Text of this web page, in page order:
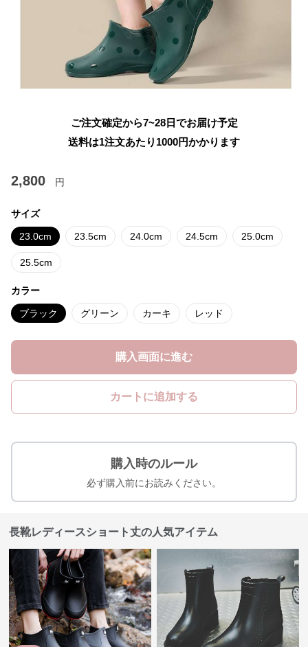
ご注文確定から7~28日でお届け予定
送料は1注文あたり 1000円かかります
2,800 円
サイズ
23.0cm 23.5cm 24.0cm 24.5cm 25.0cm
25.5cm
カラー
ブラック グリーン カーキ レッド
購入画面に進む
カートに追加する
購入時のルール
必ず購入前にお読みください。
長靴レディースショート丈の人気アイテム